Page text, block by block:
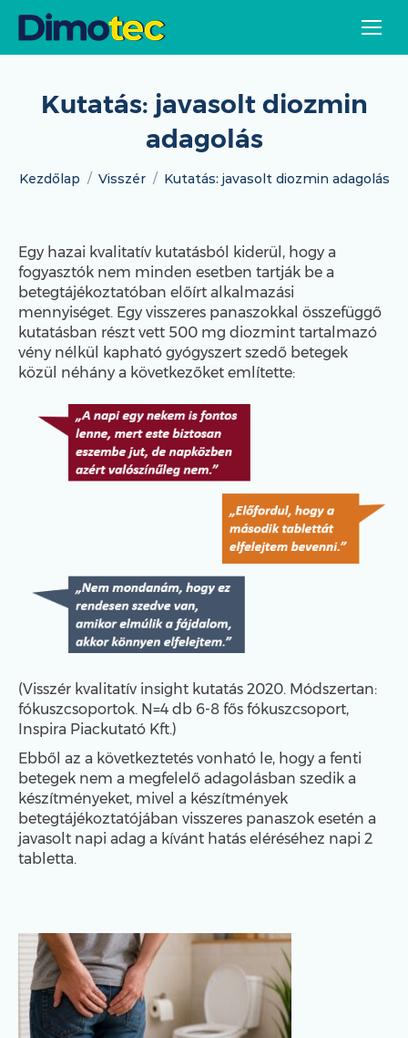
Kutatás: javasolt diozmin
adagolás
Itt vagy:
Kezdőlap Visszér Kutatás: javasolt diozmin adagolás
Egy hazai kvalitatív kutatásból kiderül, hogy a
fogyasztók nem minden esetben tartják be a
betegtájékoztatóban előírt alkalmazási
mennyiséget. Egy visszeres panaszokkal összefüggő
kutatásban részt vett 500 mg diozmint tartalmazó
vény nélkül kapható gyógyszert szedő betegek
közül néhány a következőket említette:
(Visszér kvalitatív insight kutatás 2020. Módszertan:
fókuszcsoportok. N=4 db 6-8 fős fókuszcsoport,
Inspira Piackutató Kft.)
Ebből az a következtetés vonható le, hogy a fenti
betegek nem a megfelelő adagolásban szedik a
készítményeket, mivel a készítmények
betegtájékoztatójában visszeres panaszok esetén a
javasolt napi adag a kívánt hatás eléréséhez napi 2
tabletta.